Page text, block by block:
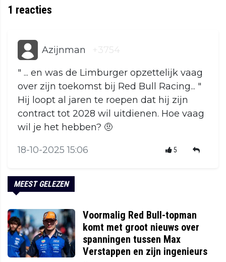
1 reacties
Azijnman +3754
" ... en was de Limburger opzettelijk vaag
over zijn toekomst bij Red Bull Racing... "
Hij loopt al jaren te roepen dat hij zijn
contract tot 2028 wil uitdienen. Hoe vaag
wil je het hebben? 🤨
18-10-2025 15:06 5
MEEST GELEZEN
Voormalig Red Bull-topman
komt met groot nieuws over
spanningen tussen Max
Verstappen en zijn ingenieurs